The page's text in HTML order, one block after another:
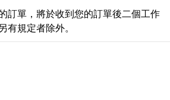
訂單，將於收到您的訂單後二個工作
有規定者除外。